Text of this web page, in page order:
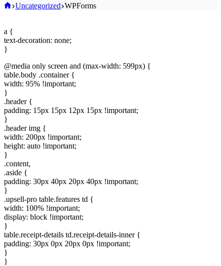
Home
Uncategorized WPForms
a {
text-decoration: none;
}
@media only screen and (max-width: 599px) {
table.body .container {
width: 95% !important;
}
.header {
padding: 15px 15px 12px 15px !important;
}
.header img {
width: 200px !important;
height: auto !important;
}
.content,
.aside {
padding: 30px 40px 20px 40px !important;
}
.upsell-pro table.features td {
width: 100% !important;
display: block !important;
}
table.receipt-details td.receipt-details-inner {
padding: 30px 0px 20px 0px !important;
}
}